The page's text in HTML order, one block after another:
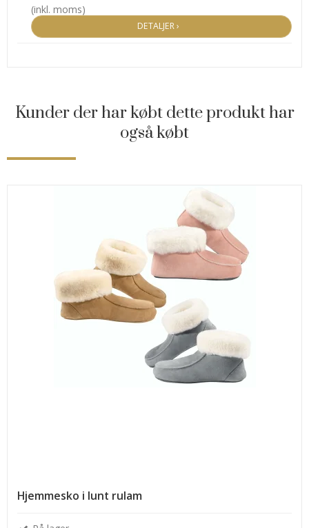
(inkl. moms)
DETALJER ›
Kunder der har købt dette produkt har
også købt
Hjemmesko i lunt rulam